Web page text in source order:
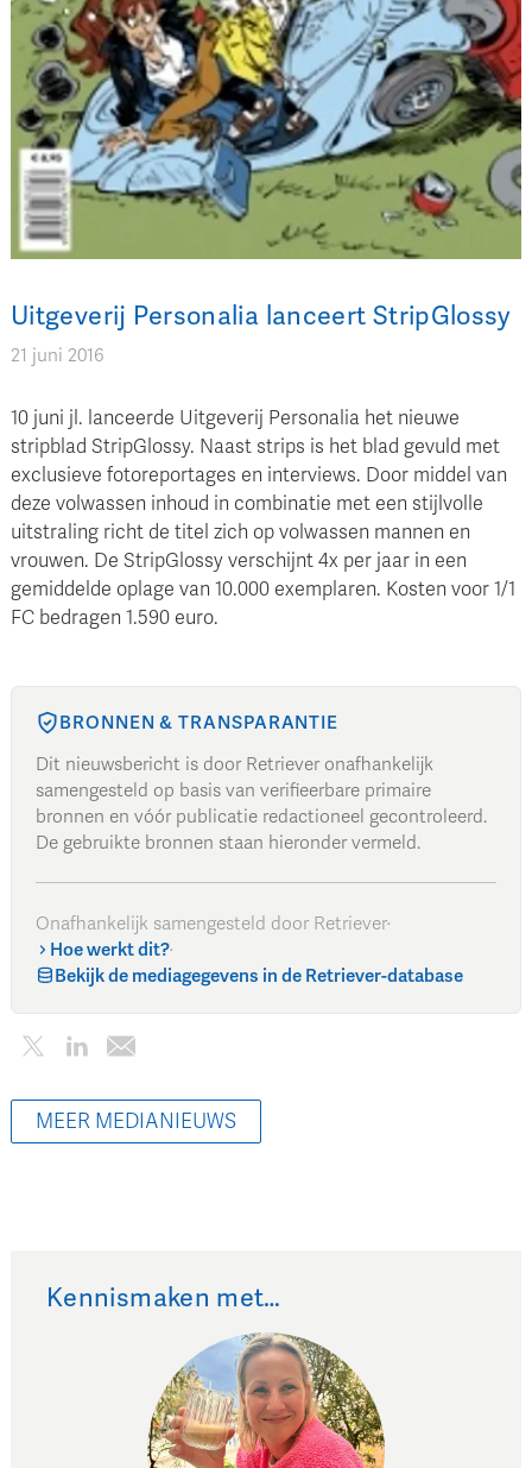
Uitgeverij Personalia lanceert StripGlossy
21 juni 2016
10 juni jl. lanceerde Uitgeverij Personalia het nieuwe
stripblad StripGlossy. Naast strips is het blad gevuld met
exclusieve fotoreportages en interviews. Door middel van
deze volwassen inhoud in combinatie met een stijlvolle
uitstraling richt de titel zich op volwassen mannen en
vrouwen. De StripGlossy verschijnt 4x per jaar in een
gemiddelde oplage van 10.000 exemplaren. Kosten voor 1/1
FC bedragen 1.590 euro.
BRONNEN & TRANSPARANTIE
Dit nieuwsbericht is door Retriever onafhankelijk
samengesteld op basis van verifieerbare primaire
bronnen en vóór publicatie redactioneel gecontroleerd.
De gebruikte bronnen staan hieronder vermeld.
Onafhankelijk samengesteld door Retriever·
Hoe werkt dit?·
Bekijk de mediagegevens in de Retriever-database
MEER MEDIANIEUWS
Kennismaken met…